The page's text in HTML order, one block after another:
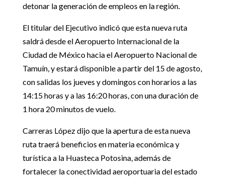
detonar la generación de empleos en la región.
El titular del Ejecutivo indicó que esta nueva ruta
saldrá desde el Aeropuerto Internacional de la
Ciudad de México hacia el Aeropuerto Nacional de
Tamuín, y estará disponible a partir del 15 de agosto,
con salidas los jueves y domingos con horarios a las
14:15 horas y a las 16:20 horas, con una duración de
1 hora 20 minutos de vuelo.
Carreras López dijo que la apertura de esta nueva
ruta traerá beneficios en materia económica y
turística a la Huasteca Potosina, además de
fortalecer la conectividad aeroportuaria del estado